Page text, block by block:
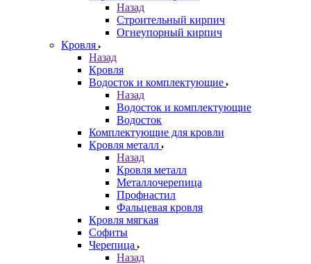
Назад
Строительный кирпич
Огнеупорный кирпич
Кровля
Назад
Кровля
Водосток и комплектующие
Назад
Водосток и комплектующие
Водосток
Комплектующие для кровли
Кровля металл
Назад
Кровля металл
Металлочерепица
Профнастил
Фальцевая кровля
Кровля мягкая
Софиты
Черепица
Назад